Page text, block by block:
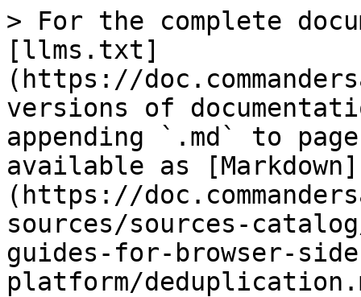
> For the complete
[llms.txt]
(https://
versions of
appending `.md` to
available as [Markdown]
(https://
sources/sources-
guides-for-browser-
platform/